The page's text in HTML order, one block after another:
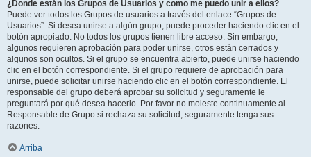
¿Donde están los Grupos de Usuarios y como me puedo unir a ellos?
Puede ver todos los Grupos de usuarios a través del enlace “Grupos de
Usuarios”. Si desea unirse a algún grupo, puede proceder haciendo clic en el
botón apropiado. No todos los grupos tienen libre acceso. Sin embargo,
algunos requieren aprobación para poder unirse, otros están cerrados y
algunos son ocultos. Si el grupo se encuentra abierto, puede unirse haciendo
clic en el botón correspondiente. Si el grupo requiere de aprobación para
unirse, puede solicitar unirse haciendo clic en el botón correspondiente. El
responsable del grupo deberá aprobar su solicitud y seguramente le
preguntará por qué desea hacerlo. Por favor no moleste continuamente al
Responsable de Grupo si rechaza su solicitud; seguramente tenga sus
razones.
Arriba